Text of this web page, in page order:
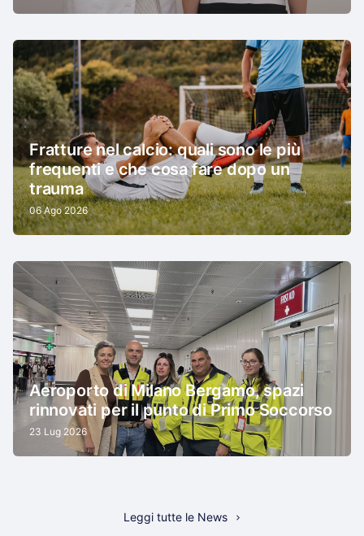
Fratture nel calcio: quali sono le più
frequenti e che cosa fare dopo un
trauma
06 Ago 2026
Aeroporto di Milano Bergamo, spazi
rinnovati per il punto di Primo Soccorso
23 Lug 2026
Leggi tutte le News